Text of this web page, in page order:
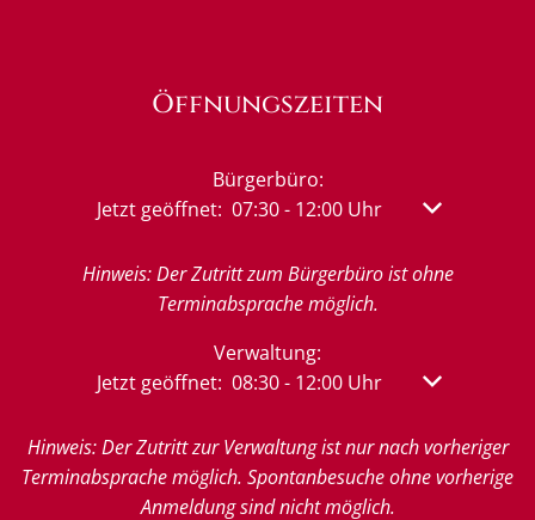
Öffnungszeiten
Bürgerbüro:
Klicken, um weitere Öffnungs- oder
Jetzt geöffnet: 07:30- 12:00Uhr Von 07:30
Hinweis: Der Zutritt zum Bürgerbüro ist ohne
Terminabsprache möglich.
Verwaltung:
Klicken, um weitere Öffnungs- oder
Jetzt geöffnet: 08:30- 12:00Uhr Von 08:30
Hinweis: Der Zutritt zur Verwaltung ist nur nach vorheriger
Terminabsprache möglich. Spontanbesuche ohne vorherige
Anmeldung sind nicht möglich.